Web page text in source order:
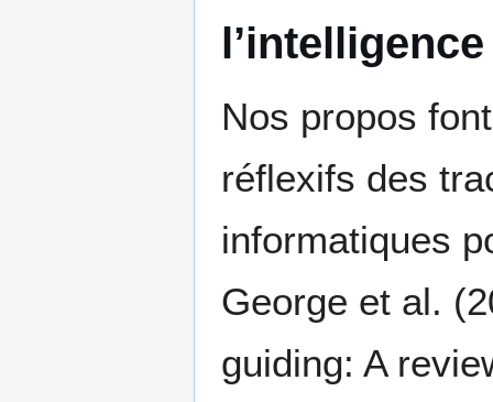
Nos propos
réflexifs des
informatiques
George et al.
guiding: A